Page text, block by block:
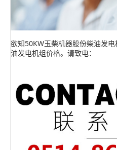
欲知50KW玉柴机器股份柴油发
油发电机组价格。请致电：